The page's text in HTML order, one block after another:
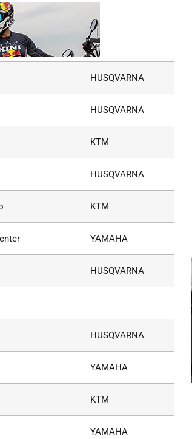
HUSQVARNA
HUSQVARNA
KTM
HUSQVARNA
KTM
YAMAHA
HUSQVARNA
HUSQVARNA
YAMAHA
KTM
YAMAHA